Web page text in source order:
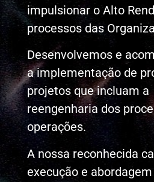
impulsionar o Alto
processos das
Desenvolvemos e
a implementação de
projetos que incluam a
reengenharia dos
operações.
A nossa reconhecida
execução e